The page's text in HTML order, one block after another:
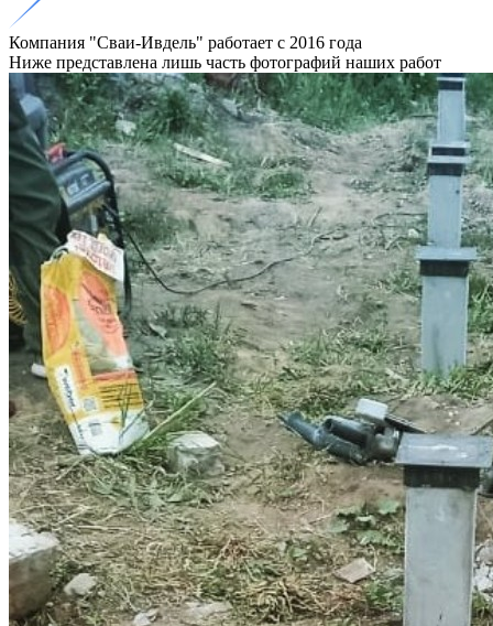
Компания "Сваи-Ивдель" работает с 2016 года
Ниже представлена лишь часть фотографий наших работ